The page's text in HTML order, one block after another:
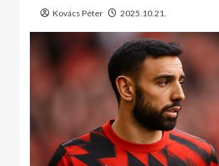
Kovács Péter 2025.10.21.